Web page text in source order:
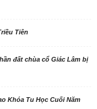
Tiên
đất chùa cổ Giác Lâm bị
Khóa Tu Học Cuối Năm